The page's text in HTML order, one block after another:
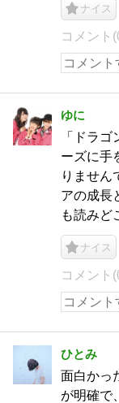
ナイス
コメント
ゆに
「ドラ
ーズに手
りません
アの成長
も読みど
ナイス
コメント
ひとみ
面白かっ
が明確で